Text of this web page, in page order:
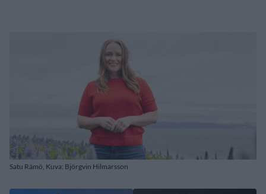
Satu Rämö, Kuva: Björgvin Hilmarsson